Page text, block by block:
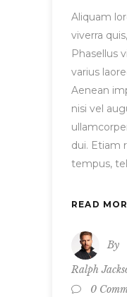
Aliquam
viverra
Phasellus
varius
Aenean
nisi vel
dui. Etiam
tempus,
READ
By
Ralph
0